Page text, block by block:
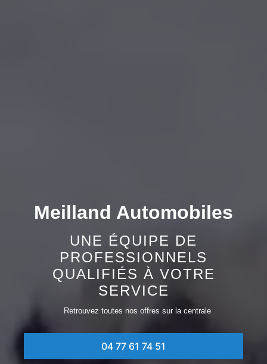
Meilland Automobiles
UNE ÉQUIPE DE
PROFESSIONNELS
QUALIFIÉS À VOTRE
SERVICE
Retrouvez toutes nos offres sur la centrale
04 77 61 74 51